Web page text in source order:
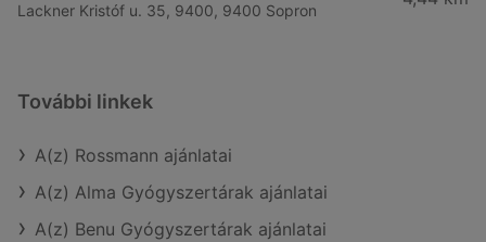
Lackner Kristóf u. 35, 9400, 9400 Sopron
További linkek
A(z) Rossmann ajánlatai
A(z) Alma Gyógyszertárak ajánlatai
A(z) Benu Gyógyszertárak ajánlatai